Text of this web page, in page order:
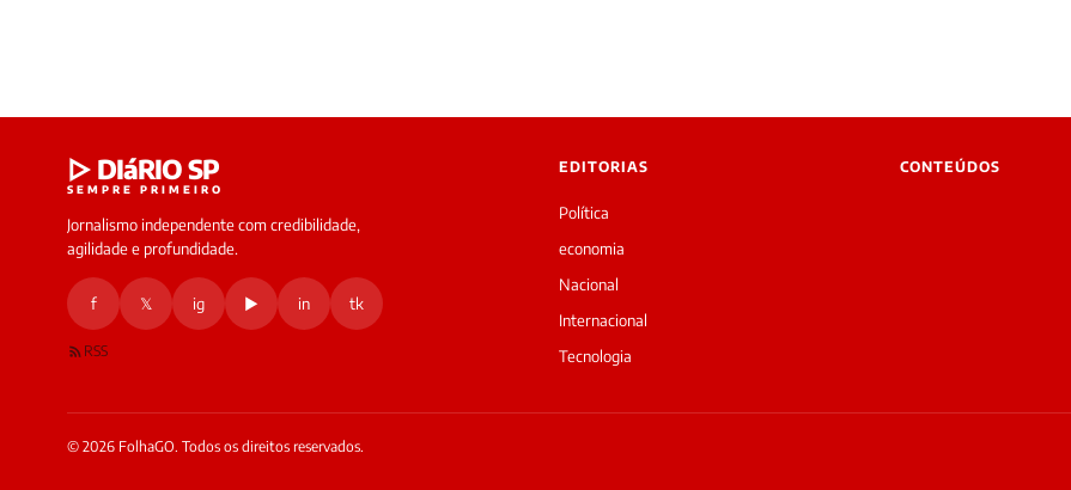
▷ DIáRIO SP
SEMPRE PRIMEIRO
Jornalismo independente com credibilidade,
agilidade e profundidade.
f 𝕏 ig ▶ in tk
RSS
EDITORIAS
Política
economia
Nacional
Internacional
Tecnologia
CONTEÚDOS
© 2026 FolhaGO. Todos os direitos reservados.